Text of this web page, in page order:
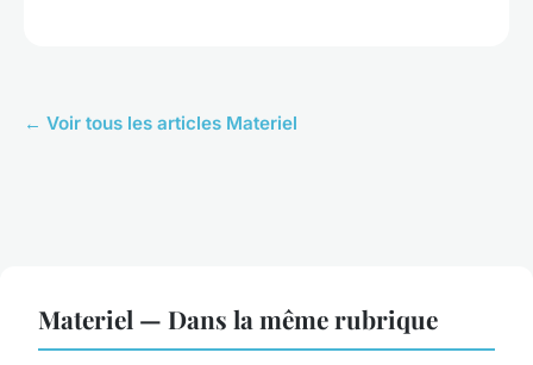
← Voir tous les articles Materiel
Materiel — Dans la même rubrique